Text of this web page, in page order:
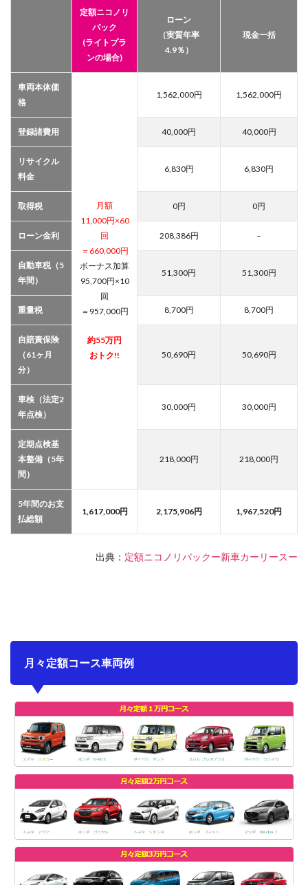
定額ニコノリ
パック
(ライトプラ
ンの場合)
ローン
（実質年率
4.9％）
現金一括
車両本体価
格
月額
11,000円×60
回
＝ 660,000円
ボーナス加算
95,700円×10
回
＝ 957,000円
約55万円
おトク!!
1,562,000円 1,562,000円
登録諸費用 40,000円 40,000円
リサイクル
料金
6,830円 6,830円
取得税 0円 0円
ローン金利 208,386円 –
自動車税（5
年間）
51,300円 51,300円
重量税 8,700円 8,700円
自賠責保険
（61ヶ月
分）
50,690円 50,690円
車検（法定2
年点検）
30,000円 30,000円
定期点検基
本整備（5年
間）
218,000円 218,000円
5年間のお支
払総額
1,617,000円 2,175,906円 1,967,520円
出典： 定額ニコノリパックー新車カーリースー
月々定額コース車両例